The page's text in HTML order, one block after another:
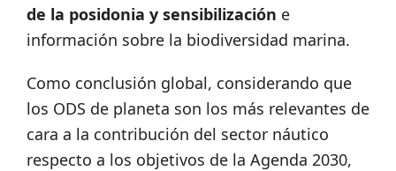
de la posidonia y sensibilización e
información sobre la biodiversidad marina.
Como conclusión global, considerando que
los ODS de planeta son los más relevantes de
cara a la contribución del sector náutico
respecto a los objetivos de la Agenda 2030,